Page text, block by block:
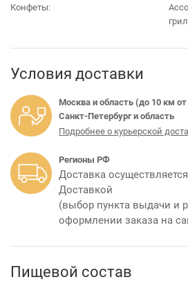
Конфеты:
Условия доставки
Москва и область (до 10 км
Санкт-Петербург и область
Подробнее о курьерской
Регионы РФ
Доставка
Доставкой
(выбор пункта выдачи и
оформлении заказа на
Пищевой состав